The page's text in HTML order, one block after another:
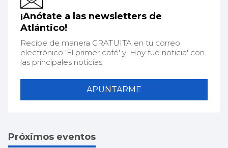
¡Anótate a las newsletters de
Atlántico!
Recibe de manera GRATUITA en tu correo
electrónico 'El primer café' y 'Hoy fue noticia' con
las principales noticias.
APUNTARME
Próximos eventos